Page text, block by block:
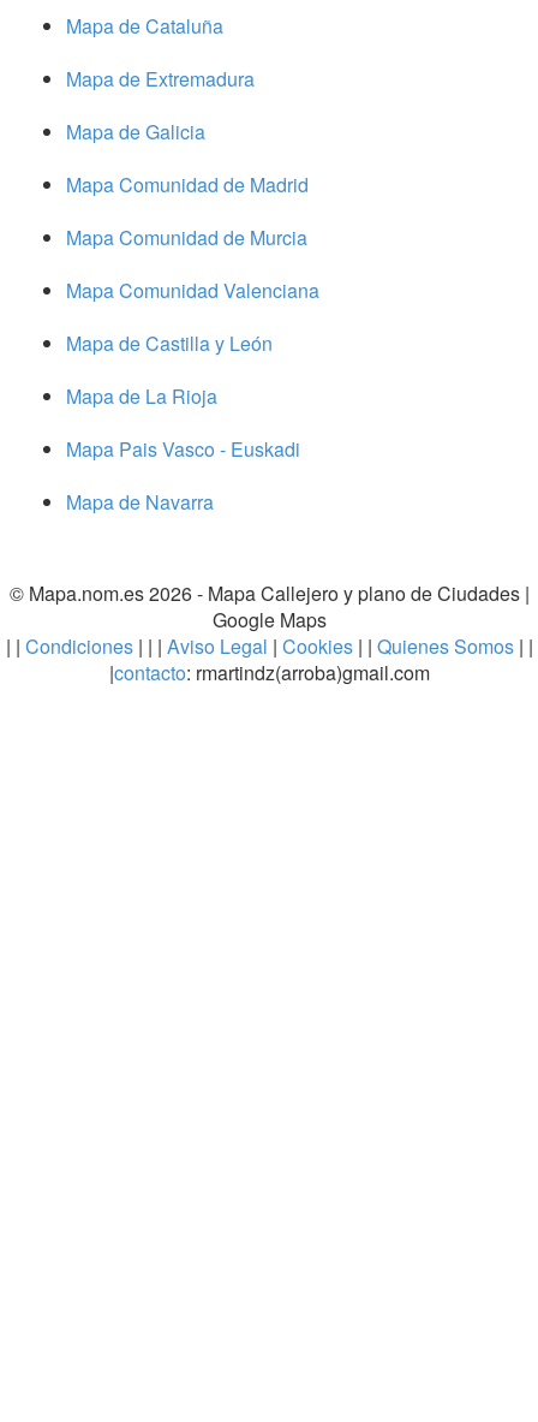
Mapa de Cataluña
Mapa de Extremadura
Mapa de Galicia
Mapa Comunidad de Madrid
Mapa Comunidad de Murcia
Mapa Comunidad Valenciana
Mapa de Castilla y León
Mapa de La Rioja
Mapa Pais Vasco - Euskadi
Mapa de Navarra
© Mapa.nom.es 2026 - Mapa Callejero y plano de Ciudades|
Google Maps
| | Condiciones| | | Aviso Legal | Cookies | | Quienes Somos | |
|contacto: rmartindz(arroba)gmail.com